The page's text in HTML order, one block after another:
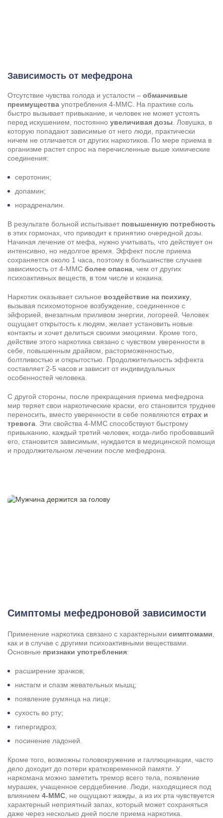
Зависимость от мефедрона
Отсутствие чувства голода и усталости – обманчивые
преимущества употребления 4-MMC. На практике соль
быстро вызывает привыкание, и человек не может устоять
перед искушением, постоянно увеличивая дозы . Ловушка, в
которую попадают зависимые от него люди, практически
ничем не отличается от других наркотиков. По мере приема в
организме растет спрос на перечисленные выше химические
соединения:
серотонин;
допамин;
норадреналин.
В результате больной испытывает повышенную потребность
в этих гормонах, что приводит к принятию очередной дозы.
Начиная лечение от мефа, нужно учитывать, что действует он
интенсивно, но недолгое время. Эффект после приема
сохраняется около 1 часа, поэтому в большинстве случаев
зависимость от 4-MMC более опасна , чем от других
психоактивных веществ, в том числе и кокаина.
Наркотик оказывает сильное воздействие на психику
вызывая психомоторное возбуждение, соединенное с
эйфорией, внезапным приливом энергии, логореей. Человек
ощущает открытость к людям, желает установить новые
контакты и хочет делиться своими эмоциями. Кроме того,
действие этого наркотика связано с чувством уверенности в
себе, повышенным драйвом, расторможенностью,
болтливостью и открытостью. Продолжительность эффекта
составляет 2-5 часов и зависит от индивидуальных
особенностей человека.
С другой стороны, после прекращения приема мефедрона
мир теряет свои наркотические краски, его становится труднее
переносить, вместо уверенности в себе появляются страх и
тревога . Эти свойства 4-MMC способствуют быстрому
привыканию, каждый третий человек, когда-либо пробовавший
его, становится зависимым, нуждается в медицинской помощи
и продолжительном лечении после мефедрона.
Симптомы мефедроновой зависимости
Применение наркотика связано с характерными симптомами
как и в случае с другими психоактивными веществами.
Основные признаки употребления:
расширение зрачков;
нистагм и спазм жевательных мышц;
появление румянца на лице;
сухость во рту;
гипергидроз;
посинение ладоней.
Кроме того, возможны головокружение и галлюцинации, часто
дело доходит до потери кратковременной памяти. У
наркомана можно заметить тремор всего тела, появление
мурашек, учащенное сердцебиение. Люди, находящиеся под
влиянием 4-MMC , не ощущают жажды, а из их рта чувствуется
характерный неприятный запах, который может сохраняться
даже через несколько дней после приема наркотика.
ипользовательским соглашением
Отправить